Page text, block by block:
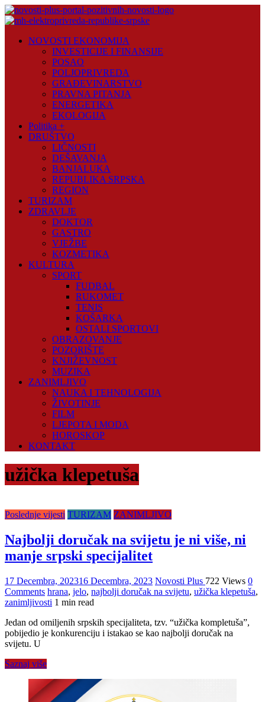
Skip
to
Plus
NOVOSTI EKONOMIJA
INVESTICIJE I FINANSIJE
POSAO
POLJOPRIVREDA
GRAĐEVINARSTVO
PRAVNA PITANJA
ENERGETIKA
EKOLOGIJA
Politika +
DRUŠTVO
LIČNOSTI
DEŠAVANJA
BANJALUKA
REPUBLIKA SRPSKA
REGION
TURIZAM
ZDRAVLJE
DOKTOR
GASTRO
VJEŽBE
KOZMETIKA
KULTURA
SPORT
FUDBAL
RUKOMET
TENIS
KOŠARKA
OSTALI SPORTOVI
OBRAZOVANJE
POZORIŠTE
KNJIŽEVNOST
MUZIKA
ZANIMLJIVO
NAUKA I TEHNOLOGIJA
ŽIVOTINJE
FILM
LJEPOTA I MODA
HOROSKOP
KONTAKT
užička klepetuša
Poslednje vijesti TURIZAM ZANIMLJIVO
Najbolji doručak na svijetu je ni više, ni
manje srpski specijalitet
17 Decembra, 202316 Decembra, 2023 Novosti Plus 722 Views 0
Comments hrana, jelo, najbolji doručak na svijetu, užička klepetuša,
zanimljivosti 1 min read
Jedan od omiljenih srpskih specijaliteta, tzv. “užička kompletuša”,
pobijedio je konkurenciju i istakao se kao najbolji doručak na
svijetu. U
Saznaj više